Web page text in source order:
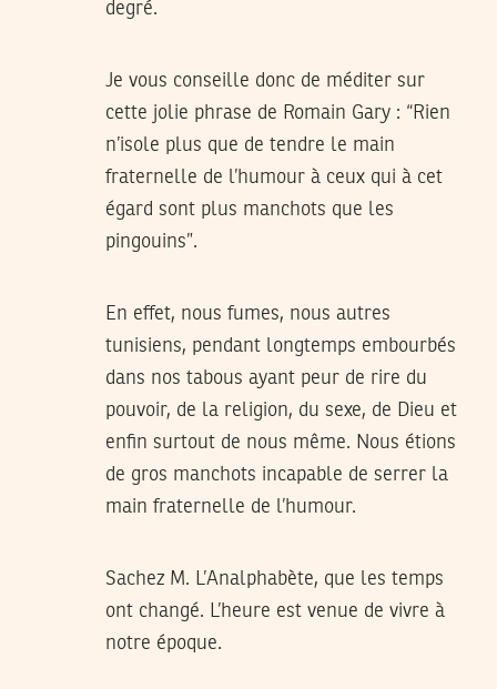
degré.
Je vous conseille donc de méditer sur
cette jolie phrase de Romain Gary : “Rien
n’isole plus que de tendre le main
fraternelle de l’humour à ceux qui à cet
égard sont plus manchots que les
pingouins”.
En effet, nous fumes, nous autres
tunisiens, pendant longtemps embourbés
dans nos tabous ayant peur de rire du
pouvoir, de la religion, du sexe, de Dieu et
enfin surtout de nous même. Nous étions
de gros manchots incapable de serrer la
main fraternelle de l’humour.
Sachez M. L’Analphabète, que les temps
ont changé. L’heure est venue de vivre à
notre époque.